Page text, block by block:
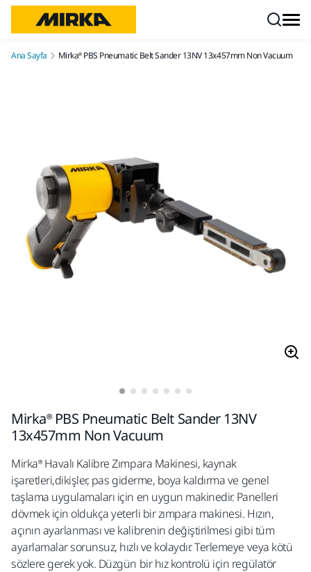
Ana Sayfa Mirka® PBS Pneumatic Belt Sander 13NV 13x457mm Non Vacuum
Mirka® PBS Pneumatic Belt Sander 13NV
13x457mm Non Vacuum
Mirka® Havalı Kalibre Zımpara Makinesi, kaynak
işaretleri,dikişler, pas giderme, boya kaldırma ve genel
taşlama uygulamaları için en uygun makinedir. Panelleri
dövmek için oldukça yeterli bir zımpara makinesi. Hızın,
açının ayarlanması ve kalibrenin değiştirilmesi gibi tüm
ayarlamalar sorunsuz, hızlı ve kolaydır. Terlemeye veya kötü
sözlere gerek yok. Düzgün bir hız kontrolü için regülatör